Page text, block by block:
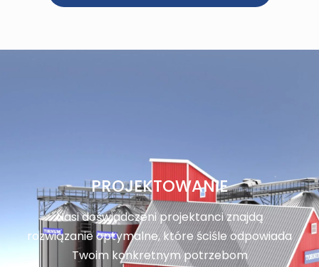
PROJEKTOWANIE
Nasi doświadczeni projektanci znajdą
rozwiązanie optymalne, które ściśle odpowiada
Twoim konkretnym potrzebom